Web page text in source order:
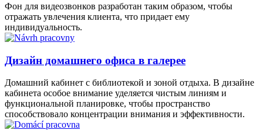
Фон для видеозвонков разработан таким образом, чтобы
отражать увлечения клиента, что придает ему
индивидуальность.
Дизайн домашнего офиса в галерее
Домашний кабинет с библиотекой и зоной отдыха. В дизайне
кабинета особое внимание уделяется чистым линиям и
функциональной планировке, чтобы пространство
способствовало концентрации внимания и эффективности.